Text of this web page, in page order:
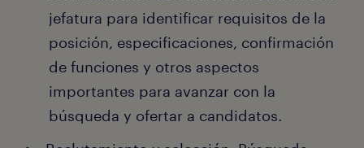
jefatura para identificar requisitos de la
posición, especificaciones, confirmación
de funciones y otros aspectos
importantes para avanzar con la
búsqueda y ofertar a candidatos.